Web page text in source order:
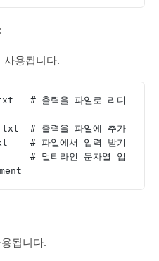
:
사용됩니다.
# 출력을 파일로 리디
# 출력을 파일에 추가
# 파일에서 입력 받기
# 멀티라인 문자열 입
됩니다.